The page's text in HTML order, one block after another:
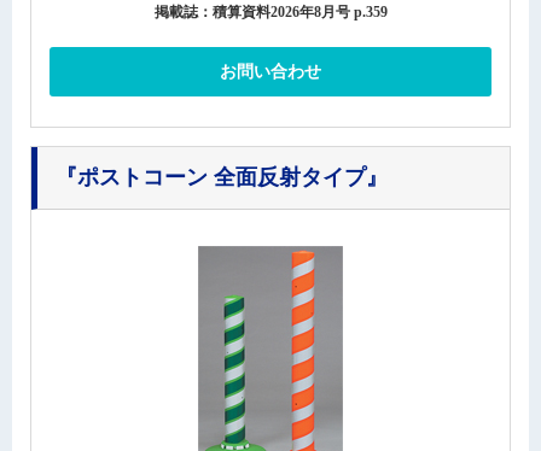
掲載誌：積算資料2026年8月号 p.359
お問い合わせ
『ポストコーン 全面反射タイプ』